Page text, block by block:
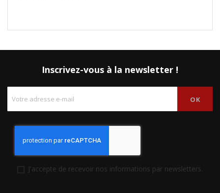
Inscrivez-vous à la newsletter !
J'accepte de recevoir nos informations par newsletters.